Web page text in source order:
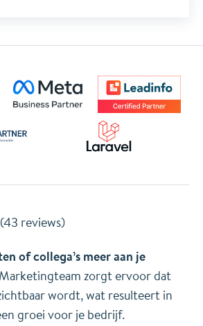
(43 reviews)
of collega’s meer aan je
zorgt ervoor dat
wordt, wat resulteert in
groei voor je bedrijf.